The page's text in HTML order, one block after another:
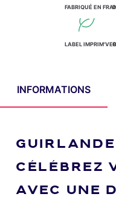
FABRIQUÉ EN
LABEL
INFORMATIONS
CÉLÉBREZ
AVEC UNE